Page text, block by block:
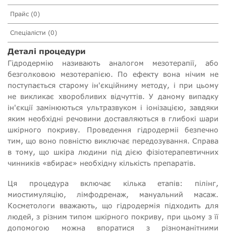
Прайс (0)
Спеціалісти (0)
Деталі процедури
Гідродермію називають аналогом мезотерапії, або
безголковою мезотерапією. По ефекту вона нічим не
поступається старому ін'єкційниму методу, і при цьому
не викликає хворобливих відчуттів. У даному випадку
ін'єкції замінюються ультразвуком і іонізацією, завдяки
яким необхідні речовини доставляються в глибокі шари
шкірного покриву. Проведення гідродерміі безпечно
тим, що воно повністю виключає передозування. Справа
в тому, що шкіра людини під дією фізіотерапевтичних
чинників «вбирає» необхідну кількість препаратів.
Ця процедура включає кілька етапів: пілінг,
миостимуляцію, лімфодренаж, мануальний масаж.
Косметологи вважають, що гідродермія підходить для
людей, з різним типом шкірного покриву, при цьому з її
допомогою можна впоратися з різноманітними